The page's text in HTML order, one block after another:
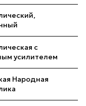
с
усилителем
Народная